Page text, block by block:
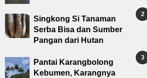
Singkong Si Tanaman
Serba Bisa dan Sumber
Pangan dari Hutan
Pantai Karangbolong
Kebumen, Karangnya